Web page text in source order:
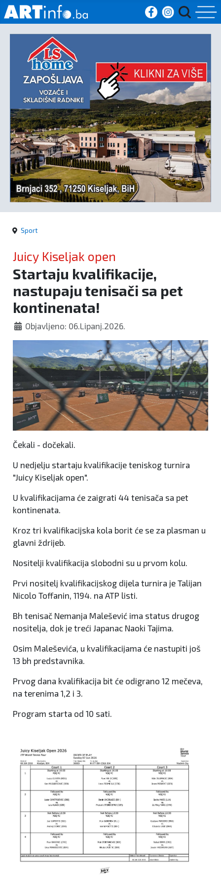
Početna
Vijesti
Sport
Kultura
Crna
kronika
Politika
Sport
Juicy Kiseljak open
Startaju kvalifikacije,
nastupaju tenisači sa pet
kontinenata!
Objavljeno: 06.Lipanj.2026.
Čekali - dočekali.
U nedjelju startaju kvalifikacije teniskog turnira
"Juicy Kiseljak open".
U kvalifikacijama će zaigrati 44 tenisača sa pet
kontinenata.
Kroz tri kvalifikacijska kola borit će se za plasman u
glavni ždrijeb.
Nositelji kvalifikacija slobodni su u prvom kolu.
Prvi nositelj kvalifikacijskog dijela turnira je Talijan
Nicolo Toffanin, 1194. na ATP listi.
Bh tenisač Nemanja Malešević ima status drugog
nositelja, dok je treći Japanac Naoki Tajima.
Osim Maleševića, u kvalifikacijama će nastupiti još
13 bh predstavnika.
Prvog dana kvalifikacija bit će odigrano 12 mečeva,
na terenima 1,2 i 3.
Program starta od 10 sati.